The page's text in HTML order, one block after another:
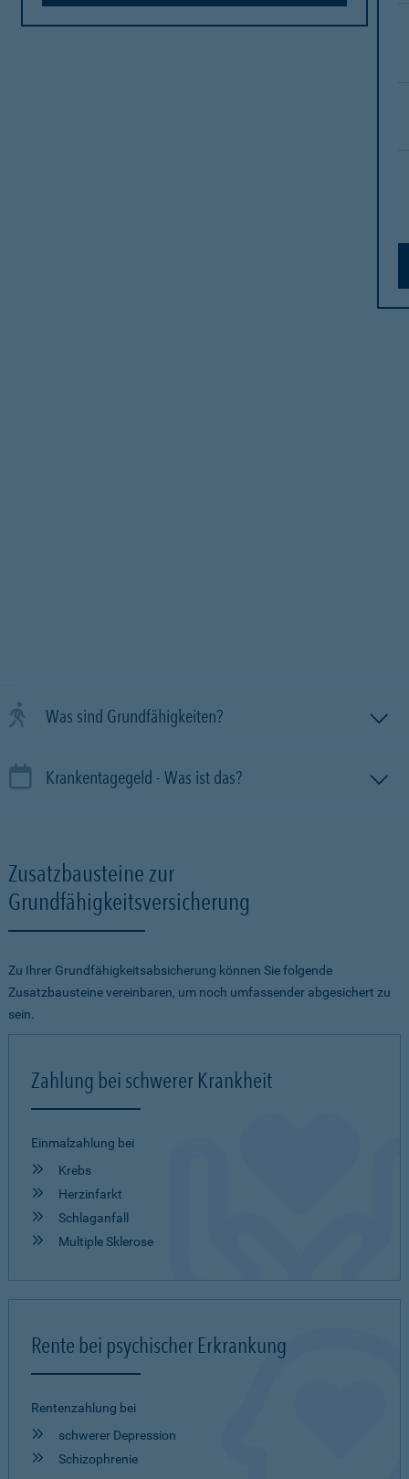
Was sind Grundfähigkeiten?
Krankentagegeld - Was ist das?
Zusatzbausteine zur
Grundfähigkeitsversicherung
Zu Ihrer Grundfähigkeitsabsicherung können Sie folgende
Zusatzbausteine vereinbaren, um noch umfassender abgesichert zu
sein.
Zahlung bei schwerer Krankheit
Einmalzahlung bei
Krebs
Herzinfarkt
Schlaganfall
Multiple Sklerose
Rente bei psychischer Erkrankung
Rentenzahlung bei
schwerer Depression
Schizophrenie